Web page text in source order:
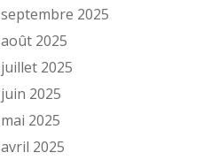
septembre 2025
août 2025
juillet 2025
juin 2025
mai 2025
avril 2025